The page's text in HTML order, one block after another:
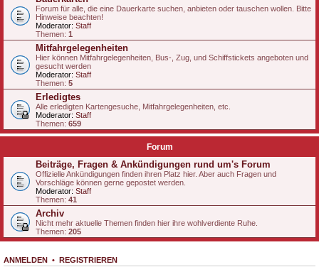
Forum für alle, die eine Dauerkarte suchen, anbieten oder tauschen wollen. Bitte
Hinweise beachten!
Moderator: Staff
Themen: 1
Mitfahrgelegenheiten
Hier können Mitfahrgelegenheiten, Bus-, Zug, und Schiffstickets angeboten und
gesucht werden
Moderator: Staff
Themen: 5
Erledigtes
Alle erledigten Kartengesuche, Mitfahrgelegenheiten, etc.
Moderator: Staff
Themen: 659
Forum
Beiträge, Fragen & Ankündigungen rund um's Forum
Offizielle Ankündigungen finden ihren Platz hier. Aber auch Fragen und
Vorschläge können gerne gepostet werden.
Moderator: Staff
Themen: 41
Archiv
Nicht mehr aktuelle Themen finden hier ihre wohlverdiente Ruhe.
Themen: 205
ANMELDEN • REGISTRIEREN